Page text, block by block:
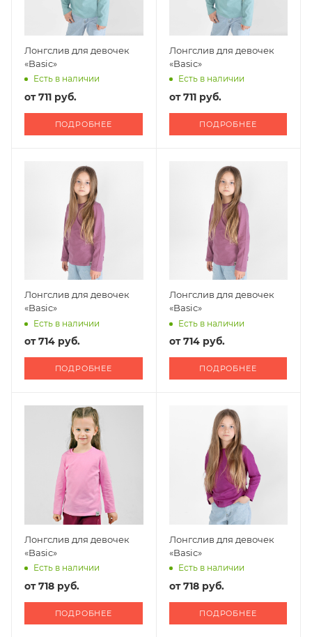
Лонгслив для девочек
«Basic»
Есть в наличии
от711 руб.
ПОДРОБНЕЕ
Лонгслив для девочек
«Basic»
Есть в наличии
от711 руб.
ПОДРОБНЕЕ
Лонгслив для девочек
«Basic»
Есть в наличии
от714 руб.
ПОДРОБНЕЕ
Лонгслив для девочек
«Basic»
Есть в наличии
от714 руб.
ПОДРОБНЕЕ
Лонгслив для девочек
«Basic»
Есть в наличии
от718 руб.
ПОДРОБНЕЕ
Лонгслив для девочек
«Basic»
Есть в наличии
от718 руб.
ПОДРОБНЕЕ